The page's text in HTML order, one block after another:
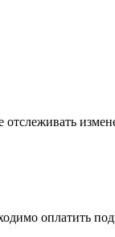
оплатить